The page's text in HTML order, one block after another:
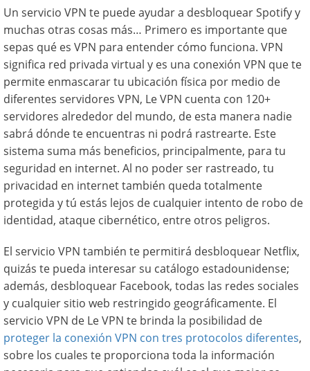
Un servicio VPN te puede ayudar a desbloquear Spotify y
muchas otras cosas más… Primero es importante que
sepas qué es VPN para entender cómo funciona. VPN
significa red privada virtual y es una conexión VPN que te
permite enmascarar tu ubicación física por medio de
diferentes servidores VPN, Le VPN cuenta con 120+
servidores alrededor del mundo, de esta manera nadie
sabrá dónde te encuentras ni podrá rastrearte. Este
sistema suma más beneficios, principalmente, para tu
seguridad en internet. Al no poder ser rastreado, tu
privacidad en internet también queda totalmente
protegida y tú estás lejos de cualquier intento de robo de
identidad, ataque cibernético, entre otros peligros.
El servicio VPN también te permitirá desbloquear Netflix,
quizás te pueda interesar su catálogo estadounidense;
además, desbloquear Facebook, todas las redes sociales
y cualquier sitio web restringido geográficamente. El
servicio VPN de Le VPN te brinda la posibilidad de
proteger la conexión VPN con tres protocolos diferentes,
sobre los cuales te proporciona toda la información